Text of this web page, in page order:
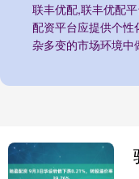
联丰优配,联丰优配
配资平台应提供个性
杂多变的市场环境中